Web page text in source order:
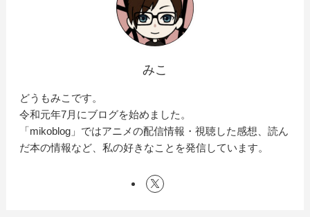
みこ
どうもみこです。
令和元年7月にブログを始めました。
「mikoblog」ではアニメの配信情報・視聴した感想、読ん
だ本の情報など、私の好きなことを発信しています。